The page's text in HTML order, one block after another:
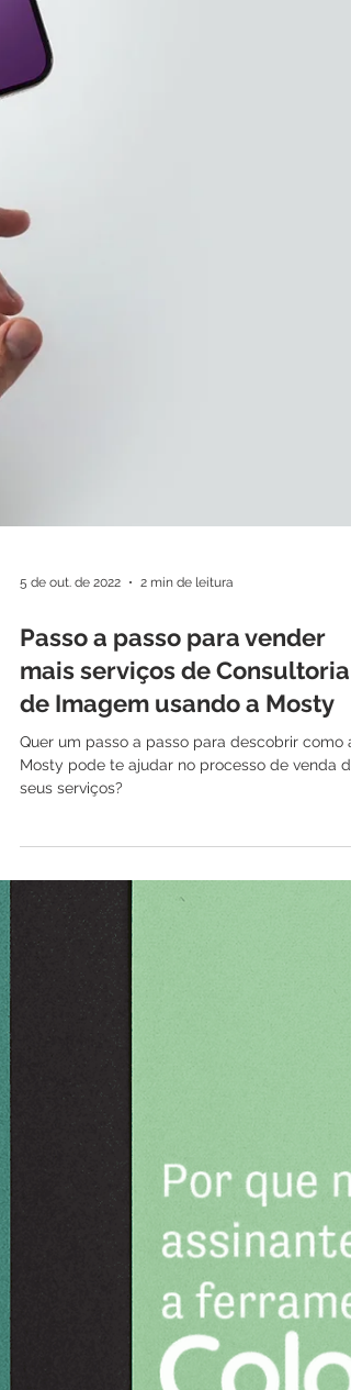
5 de out. de 2022 2 min de leitura
Passo a passo para vender
mais serviços de Consultoria
de Imagem usando a Mosty
Mosty pode te ajudar no processo de venda